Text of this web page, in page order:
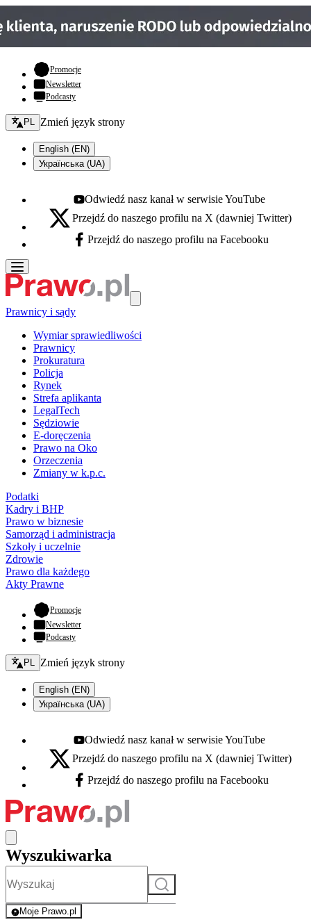
Promocje- otwiera się w nowej karcie
Newsletter
Podcasty
Zmień język - bieżący:
PL Zmień język strony
English (EN)
Українська (UA)
Youtube - otwiera się w nowej karcie
Odwiedź nasz kanał w serwisie YouTube
X - otwiera się w nowej karcie
Przejdź do naszego profilu na X (dawniej Twitter)
Facebook - otwiera się w nowej karcie
Przejdź do naszego profilu na Facebooku
Prawnicy i sądy
Wymiar sprawiedliwości
Prawnicy
Prokuratura
Policja
Rynek
Strefa aplikanta
LegalTech
Sędziowie
E-doręczenia
Prawo na Oko
Orzeczenia
Zmiany w k.p.c.
Podatki
Kadry i BHP
Prawo w biznesie
Samorząd i administracja
Szkoły i uczelnie
Zdrowie
Prawo dla każdego
Akty Prawne
Promocje- otwiera się w nowej karcie
Newsletter
Podcasty
Zmień język - bieżący:
PL Zmień język strony
English (EN)
Українська (UA)
Youtube - otwiera się w nowej karcie
Odwiedź nasz kanał w serwisie YouTube
X - otwiera się w nowej karcie
Przejdź do naszego profilu na X (dawniej Twitter)
Facebook - otwiera się w nowej karcie
Przejdź do naszego profilu na Facebooku
Wyszukiwarka
Szukaj
Moje Prawo.pl